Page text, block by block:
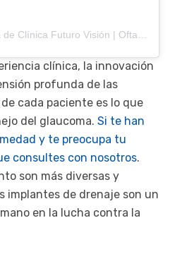
clínica, la innovación
profunda de las
cada paciente es lo que
del glaucoma. Si te han
y te preocupa tu
consultes con nosotros.
son más diversas y
implantes de drenaje son un
en la lucha contra la